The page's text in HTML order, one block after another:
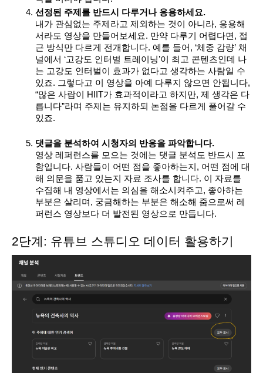
선정된 주제를 반드시 다루거나 응용하세요.
내가 관심없는 주제라고 제외하는 것이 아니라, 응용해
서라도 영상을 만들어보세요. 만약 다루기 어렵다면, 접
근 방식만 다르게 전개합니다. 예를 들어, ‘체중 감량’ 채
널에서 ‘고강도 인터벌 트레이닝’이 최고 콘텐츠인데 나
는 고강도 인터벌이 효과가 없다고 생각하는 사람일 수
있죠. 그렇다고 이 영상을 아예 다루지 않으면 안됩니다,
“많은 사람이 HIIT가 효과적이라고 하지만, 제 생각은 다
릅니다”라며 주제는 유지하되 논점을 다르게 풀어갈 수
있죠.
댓글을 분석하여 시청자의 반응을 파악합니다.
영상 레퍼런스를 모으는 것에는 댓글 분석도 반드시 포
함입니다. 사람들이 어떤 점을 좋아하는지, 어떤 점에 대
해 의문을 품고 있는지 자료 조사를 합니다. 이 자료를
수집해 내 영상에서는 의심을 해소시켜주고, 좋아하는
부분은 살리며, 궁금해하는 부분은 해소해 줌으로써 레
퍼런스 영상보다 더 발전된 영상으로 만듭니다.
2단계: 유튜브 스튜디오 데이터 활용하기